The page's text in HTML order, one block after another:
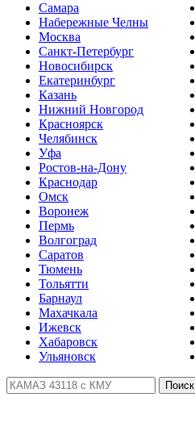
Самара
Набережные Челны
Москва
Санкт-Петербург
Новосибирск
Екатеринбург
Казань
Нижний Новгород
Красноярск
Челябинск
Уфа
Ростов-на-Дону
Краснодар
Омск
Воронеж
Пермь
Волгоград
Саратов
Тюмень
Тольятти
Барнаул
Махачкала
Ижевск
Хабаровск
Ульяновск
Поиск